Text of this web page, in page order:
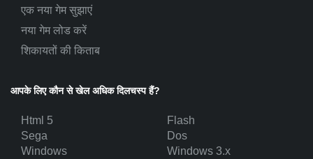
एक नया गेम सुझाएं
नया गेम लोड करें
शिकायतों की किताब
आपके लिए कौन से खेल अधिक दिलचस्प हैं?
Html 5
Flash
Sega
Dos
Windows
Windows 3.x